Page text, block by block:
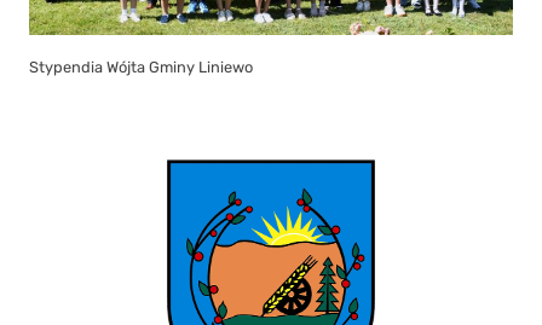
Stypendia Wójta Gminy Liniewo